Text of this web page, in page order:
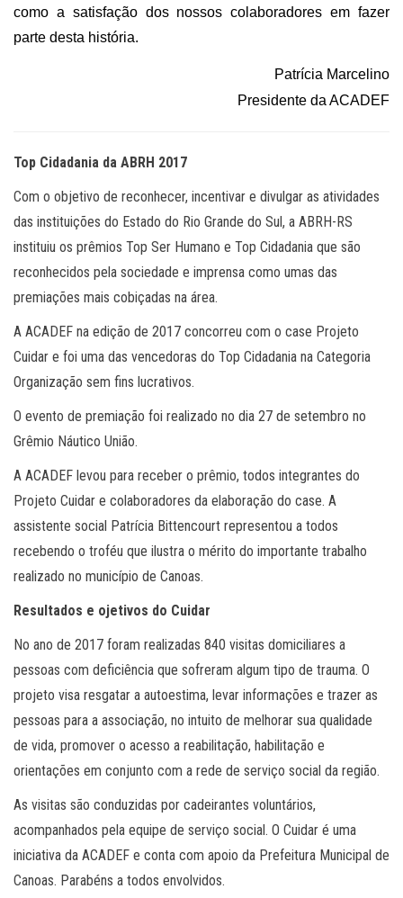
como a satisfação dos nossos colaboradores em fazer
parte desta história.
Patrícia Marcelino
Presidente da ACADEF
Top Cidadania da ABRH 2017
Com o objetivo de reconhecer, incentivar e divulgar as atividades
das instituições do Estado do Rio Grande do Sul, a ABRH-RS
instituiu os prêmios Top Ser Humano e Top Cidadania que são
reconhecidos pela sociedade e imprensa como umas das
premiações mais cobiçadas na área.
A ACADEF na edição de 2017 concorreu com o case Projeto
Cuidar e foi uma das vencedoras do Top Cidadania na Categoria
Organização sem fins lucrativos.
O evento de premiação foi realizado no dia 27 de setembro no
Grêmio Náutico União.
A ACADEF levou para receber o prêmio, todos integrantes do
Projeto Cuidar e colaboradores da elaboração do case. A
assistente social Patrícia Bittencourt representou a todos
recebendo o troféu que ilustra o mérito do importante trabalho
realizado no município de Canoas.
Resultados e ojetivos do Cuidar
No ano de 2017 foram realizadas 840 visitas domiciliares a
pessoas com deficiência que sofreram algum tipo de trauma. O
projeto visa resgatar a autoestima, levar informações e trazer as
pessoas para a associação, no intuito de melhorar sua qualidade
de vida, promover o acesso a reabilitação, habilitação e
orientações em conjunto com a rede de serviço social da região.
As visitas são conduzidas por cadeirantes voluntários,
acompanhados pela equipe de serviço social. O Cuidar é uma
iniciativa da ACADEF e conta com apoio da Prefeitura Municipal de
Canoas. Parabéns a todos envolvidos.